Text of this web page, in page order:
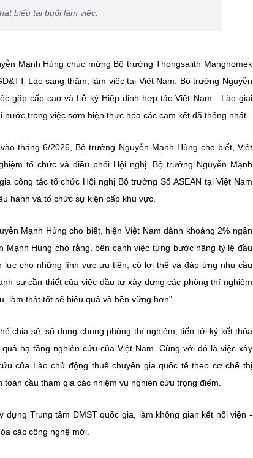
biểu tại buổi làm việc.
Mạnh Hùng chúc mừng Bộ trưởng Thongsalith Mangnomek
Lào sang thăm, làm việc tại Việt Nam. Bộ trưởng Nguyễn
gặp cấp cao và Lễ ký Hiệp định hợp tác Việt Nam - Lào giai
trong việc sớm hiện thực hóa các cam kết đã thống nhất.
tháng 6/2026, Bộ trưởng Nguyễn Mạnh Hùng cho biết, Việt
tổ chức và điều phối Hội nghị. Bộ trưởng Nguyễn Mạnh
công tác tổ chức Hội nghị Bộ trưởng Số ASEAN tại Việt Nam
hành và tổ chức sự kiện cấp khu vực.
Mạnh Hùng cho biết, hiện Việt Nam dành khoảng 2% ngân
Hùng cho rằng, bên cạnh việc từng bước nâng tỷ lệ đầu
cho những lĩnh vực ưu tiên, có lợi thế và đáp ứng nhu cầu
sự cần thiết của việc đầu tư xây dựng các phòng thí nghiệm
làm thật tốt sẽ hiệu quả và bền vững hơn".
chia sẻ, sử dụng chung phòng thí nghiệm, tiến tới ký kết thỏa
hạ tầng nghiên cứu của Việt Nam. Cùng với đó là việc xây
của Lào chủ động thuê chuyên gia quốc tế theo cơ chế thị
cầu tham gia các nhiệm vụ nghiên cứu trọng điểm.
dựng Trung tâm ĐMST quốc gia, làm không gian kết nối viện -
các công nghệ mới.